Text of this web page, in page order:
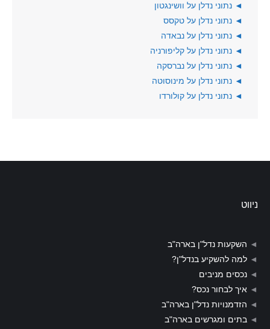
◄ נתוני נדלן על וושינגטון
◄ נתוני נדלן על טקסס
◄ נתוני נדלן על נבאדה
◄ נתוני נדלן על קליפורניה
◄ נתוני נדלן על נברסקה
◄ נתוני נדלן על מינוסוטה
◄ נתוני נדלן על קולורדו
ניווט
◄ השקעות נדל"ן בארה"ב
◄ למה להשקיע בנדל"ן?
◄ נכסים מניבים
◄ איך לבחור נכס?
◄ הזדמנויות נדל"ן בארה"ב
◄ בתים ומגרשים בארה"ב